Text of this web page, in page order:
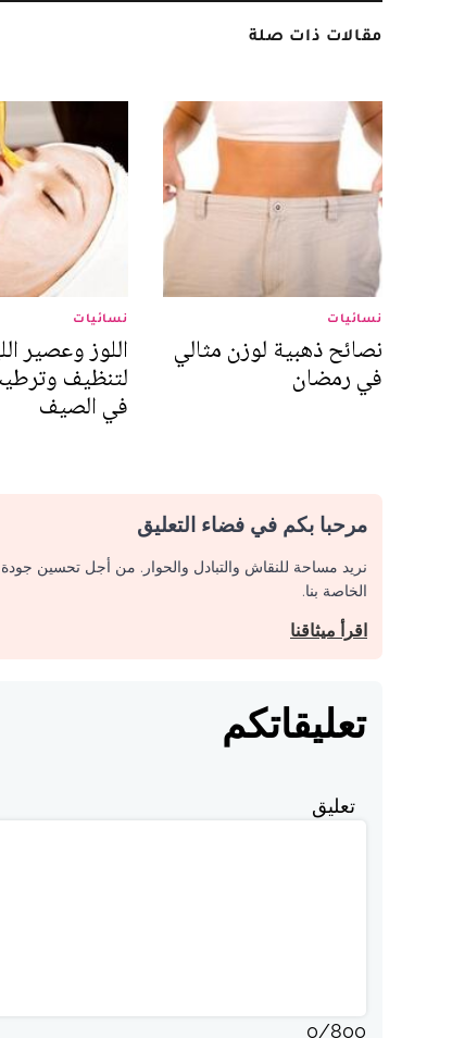
مقالات ذات صلة
نسائيات
نصائح ذهبية لوزن مثالي
في رمضان
نسائيات
اللوز وعصير
لتنظيف
في الصيف
مرحبا بكم في فضاء التعليق
نريد مساحة للنقاش والتبادل والحوار. من أجل تحسين جودة
الخاصة بنا.
اقرأ ميثاقنا
تعليقاتكم
تعليق
0/800